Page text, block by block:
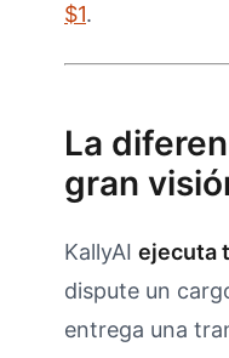
$1.
La
gran
KallyAI ejecuta
dispute un
entrega una